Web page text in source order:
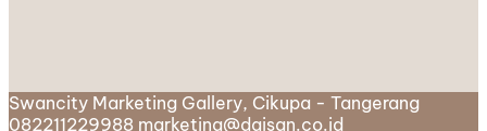
Swancity Marketing Gallery, Cikupa - Tangerang
082211229988 marketing@daisan.co.id